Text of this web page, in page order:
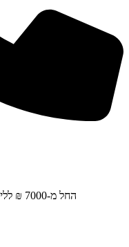
החל מ-‏7000 ₪ ללילה למזמינים 2 לילות בסופ"ש הקרוב